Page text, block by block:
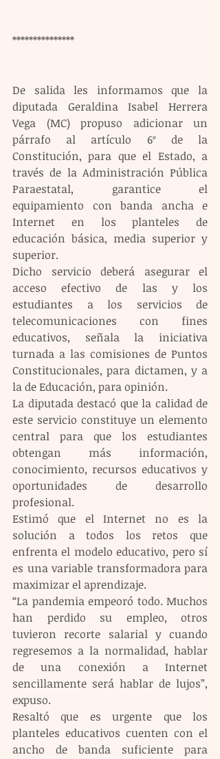
***************
De salida les informamos que la
diputada Geraldina Isabel Herrera
Vega (MC) propuso adicionar un
párrafo al artículo 6º de la
Constitución, para que el Estado, a
través de la Administración Pública
Paraestatal, garantice el
equipamiento con banda ancha e
Internet en los planteles de
educación básica, media superior y
superior.
Dicho servicio deberá asegurar el
acceso efectivo de las y los
estudiantes a los servicios de
telecomunicaciones con fines
educativos, señala la iniciativa
turnada a las comisiones de Puntos
Constitucionales, para dictamen, y a
la de Educación, para opinión.
La diputada destacó que la calidad de
este servicio constituye un elemento
central para que los estudiantes
obtengan más información,
conocimiento, recursos educativos y
oportunidades de desarrollo
profesional.
Estimó que el Internet no es la
solución a todos los retos que
enfrenta el modelo educativo, pero sí
es una variable transformadora para
maximizar el aprendizaje.
“La pandemia empeoró todo. Muchos
han perdido su empleo, otros
tuvieron recorte salarial y cuando
regresemos a la normalidad, hablar
de una conexión a Internet
sencillamente será hablar de lujos”,
expuso.
Resaltó que es urgente que los
planteles educativos cuenten con el
ancho de banda suficiente para